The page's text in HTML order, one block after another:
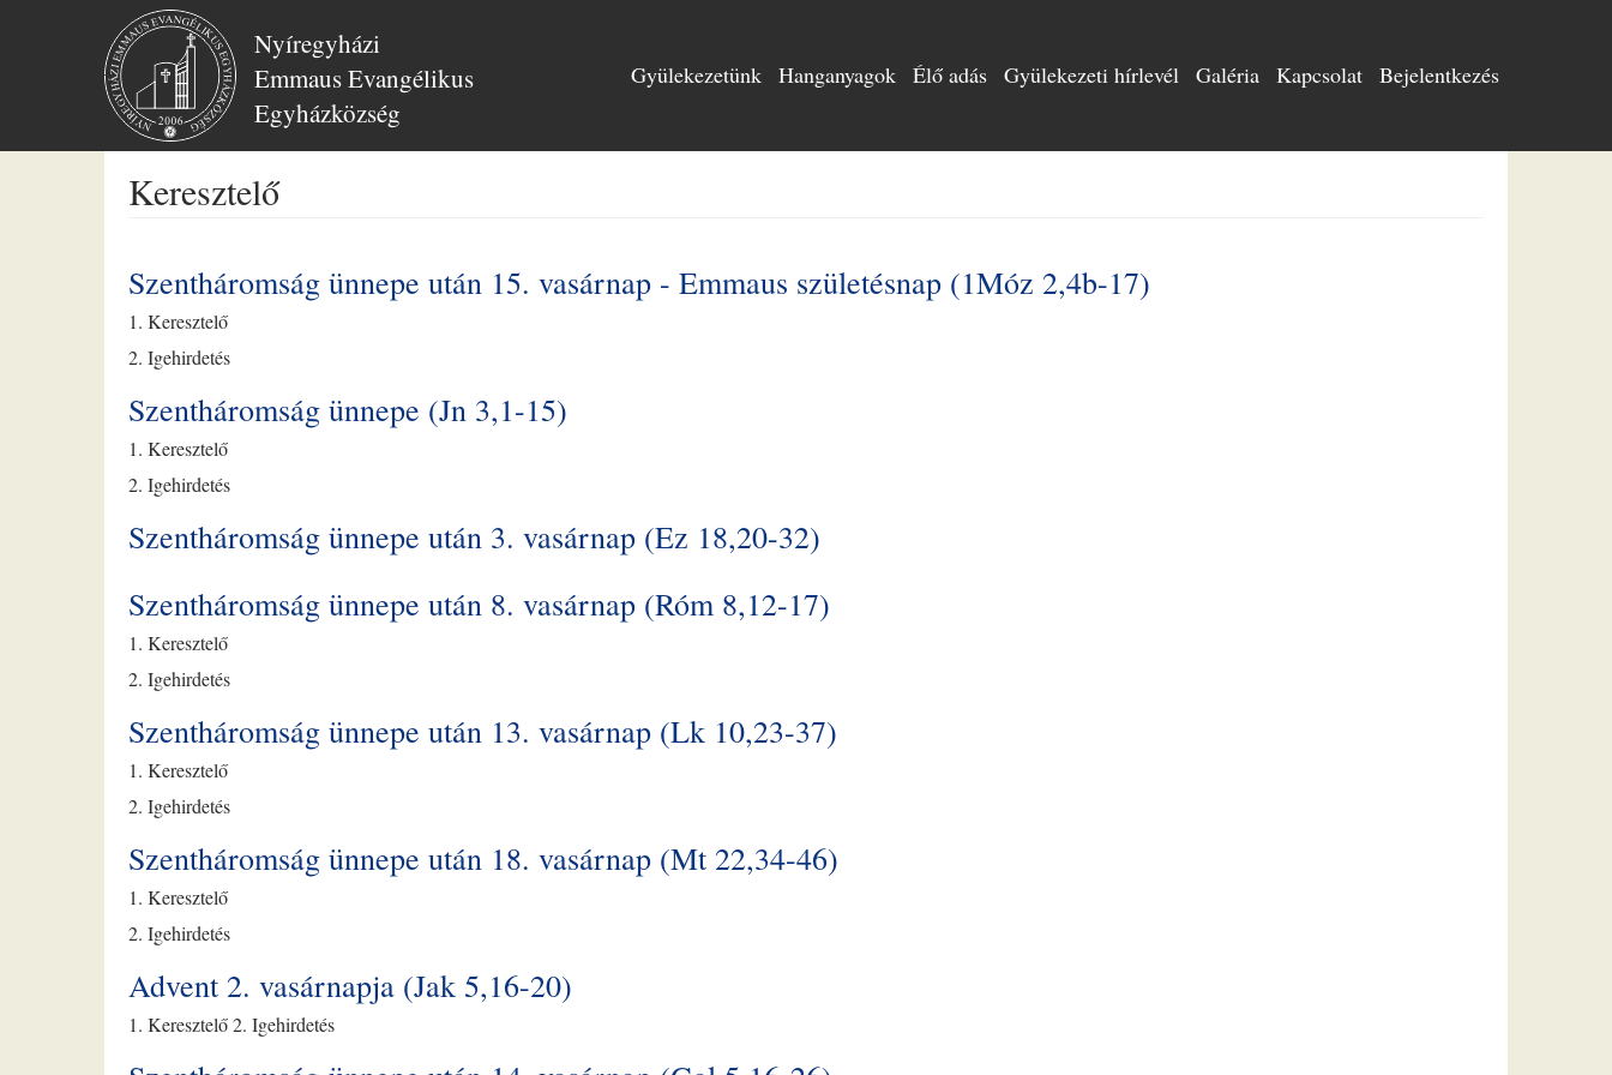
Nyíregyházi
Emmaus Evangélikus
Egyházközség
Gyülekezetünk Hanganyagok Élő adás Gyülekezeti hírlevél Galéria Kapcsolat Bejelentkezés
Keresztelő
Szentháromság ünnepe után 15. vasárnap - Emmaus születésnap (1Móz 2,4b-17)
1. Keresztelő
2. Igehirdetés
Szentháromság ünnepe (Jn 3,1-15)
1. Keresztelő
2. Igehirdetés
Szentháromság ünnepe után 3. vasárnap (Ez 18,20-32)
Szentháromság ünnepe után 8. vasárnap (Róm 8,12-17)
1. Keresztelő
2. Igehirdetés
Szentháromság ünnepe után 13. vasárnap (Lk 10,23-37)
1. Keresztelő
2. Igehirdetés
Szentháromság ünnepe után 18. vasárnap (Mt 22,34-46)
1. Keresztelő
2. Igehirdetés
Advent 2. vasárnapja (Jak 5,16-20)
1. Keresztelő 2. Igehirdetés